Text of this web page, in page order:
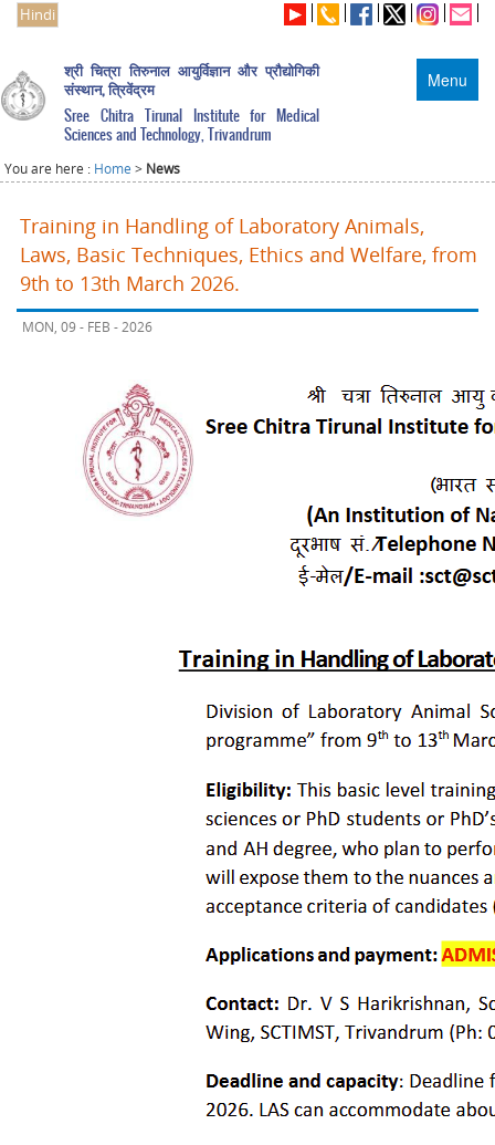
Hindi
Menu
श्री चित्रा तिरुनाल आयुर्विज्ञान और प्रौद्योगिकी
संस्थान, त्रिवेंद्रम
Sree Chitra Tirunal Institute for Medical
Sciences and Technology, Trivandrum
You are here : Home > News
Training in Handling of Laboratory Animals,
Laws, Basic Techniques, Ethics and Welfare, from
9th to 13th March 2026.
MON, 09 - FEB - 2026